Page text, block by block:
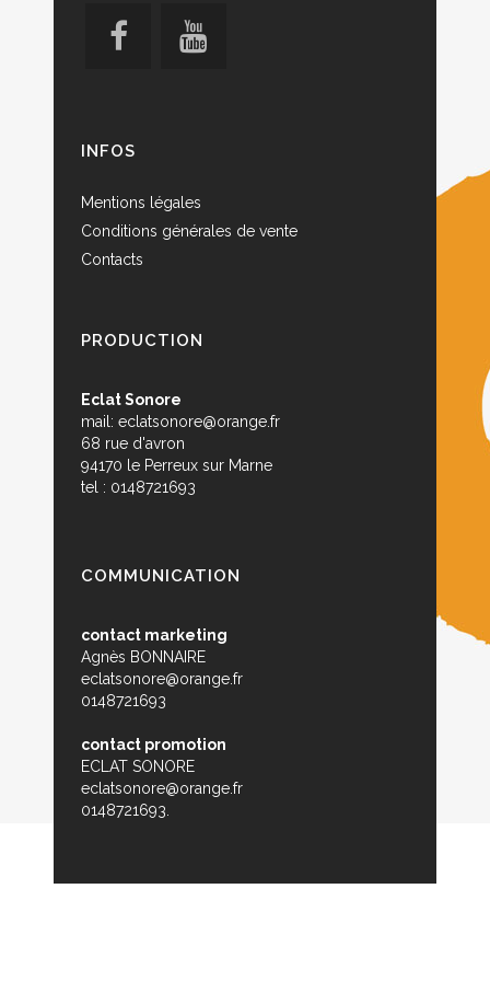
INFOS
Mentions légales
Conditions générales de vente
Contacts
PRODUCTION
Eclat Sonore
mail: eclatsonore@orange.fr
68 rue d'avron
94170 le Perreux sur Marne
tel : 0148721693
COMMUNICATION
contact marketing
Agnès BONNAIRE
eclatsonore@orange.fr
0148721693
contact promotion
ECLAT SONORE
eclatsonore@orange.fr
0148721693.